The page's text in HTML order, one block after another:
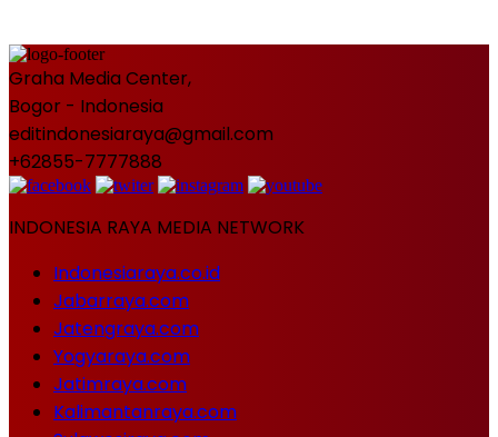
Graha Media Center,
Bogor - Indonesia
editindonesiaraya@gmail.com
+62855-7777888
INDONESIA RAYA MEDIA NETWORK
Indonesiaraya.co.id
Jabarraya.com
Jatengraya.com
Yogyaraya.com
Jatimraya.com
Kalimantanraya.com